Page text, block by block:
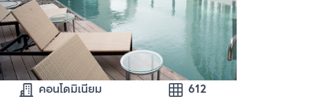
คอนโดมิเนียม 612